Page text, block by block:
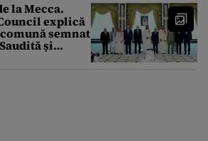
la Mecca.
explică
semnat
și